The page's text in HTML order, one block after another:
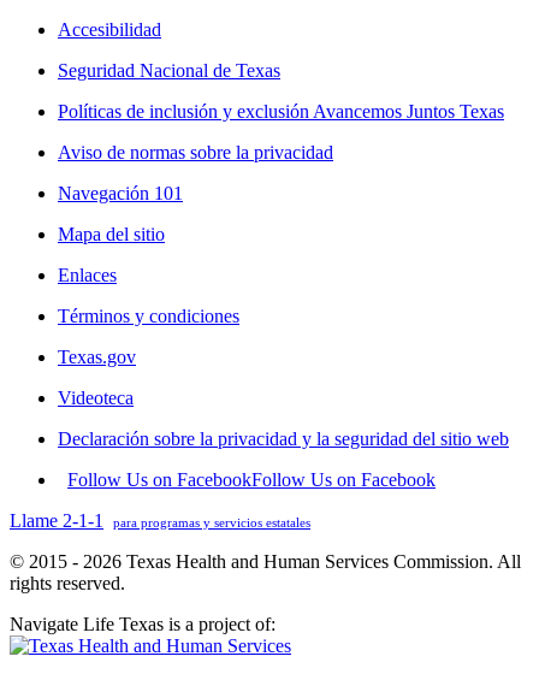
Accesibilidad
Seguridad Nacional de Texas
Políticas de inclusión y exclusión Avancemos Juntos Texas
Aviso de normas sobre la privacidad
Navegación 101
Mapa del sitio
Enlaces
Términos y condiciones
Texas.gov
Videoteca
Declaración sobre la privacidad y la seguridad del sitio web
Follow Us on FacebookFollow Us on Facebook
Llame 2-1-1
para programas y servicios estatales
© 2015 - 2026 Texas Health and Human Services Commission. All
rights reserved.
Navigate Life Texas is a project of: